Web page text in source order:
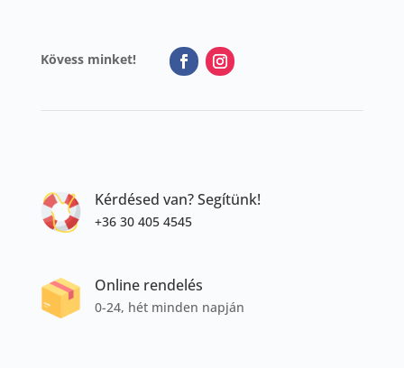
Kövess minket!
Kérdésed van? Segítünk!
+36 30 405 4545
Online rendelés
0-24, hét minden napján